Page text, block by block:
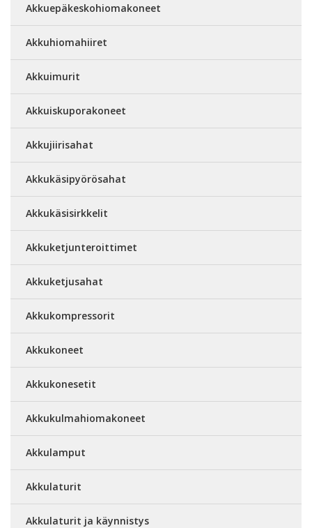
Akkuepäkeskohiomakoneet
Akkuhiomahiiret
Akkuimurit
Akkuiskuporakoneet
Akkujiirisahat
Akkukäsipyörösahat
Akkukäsisirkkelit
Akkuketjunteroittimet
Akkuketjusahat
Akkukompressorit
Akkukoneet
Akkukonesetit
Akkukulmahiomakoneet
Akkulamput
Akkulaturit
Akkulaturit ja käynnistys